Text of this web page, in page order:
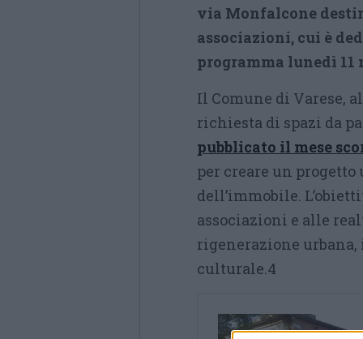
via Monfalcone
associazioni, cui è
programma lunedì 11
Il Comune di Varese,
richiesta di spazi da
pubblicato il mese
per creare un
dell’immobile.
associazioni e alle
rigenerazione
culturale.4